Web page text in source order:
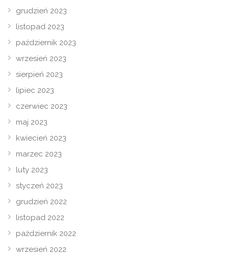
grudzień 2023
listopad 2023
październik 2023
wrzesień 2023
sierpień 2023
lipiec 2023
czerwiec 2023
maj 2023
kwiecień 2023
marzec 2023
luty 2023
styczeń 2023
grudzień 2022
listopad 2022
październik 2022
wrzesień 2022